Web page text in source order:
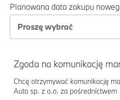
Planowana data zakupu
Proszę wybrać
Zgoda na komunikację
Chcę otrzymywać komunikację
Auto sp. z o.o. za pośrednictwem